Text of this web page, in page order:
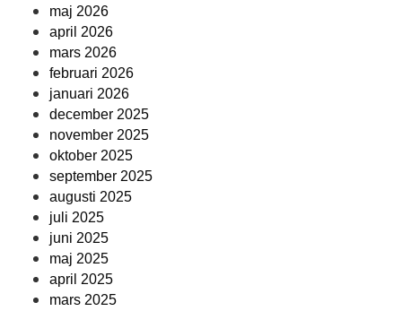
maj 2026
april 2026
mars 2026
februari 2026
januari 2026
december 2025
november 2025
oktober 2025
september 2025
augusti 2025
juli 2025
juni 2025
maj 2025
april 2025
mars 2025